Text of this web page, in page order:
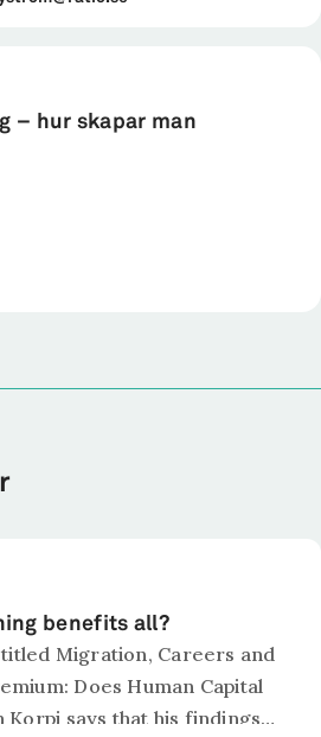
– hur skapar man
benefits all?
Migration, Careers and
Does Human Capital
Korpi says that his findings